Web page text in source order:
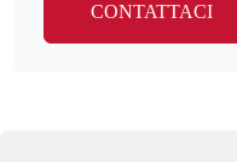
CONTATTACI